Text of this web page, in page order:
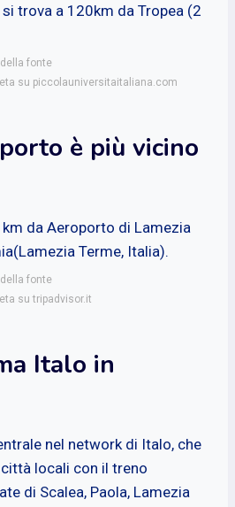
trova a 120km da Tropea (2
fonte
su piccolauniversitaitaliana.com
è più vicino
da Aeroporto di Lamezia
Terme, Italia).
fonte
su tripadvisor.it
Italo in
nel network di Italo, che
locali con il treno
di Scalea, Paola, Lamezia